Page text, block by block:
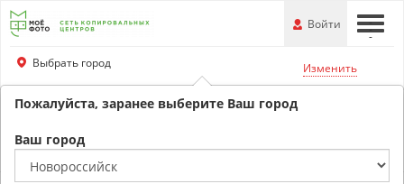
Перейти
основной
информации
---
Войти
Выбрать город Изменить
Обратный звонок
Пожалуйста, заранее выберите Ваш город
Ваш город